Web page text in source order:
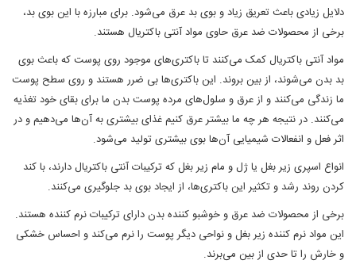
دلایل زیادی باعث تعریق زیاد و بوی بد عرق می‌شود. برای مبارزه با این بوی بد،
برخی از محصولات ضد عرق حاوی مواد آنتی باکتریال هستند.
مواد آنتی‌ باکتریال کمک می‌کنند تا باکتری‌های موجود روی پوست که باعث بوی
بد بدن می‌شوند، از بین بروند. این باکتری‌ها بی ضرر هستند و روی سطح پوست
ما زندگی می‌کنند و از عرق و سلول‌های مرده پوست بدن ما برای بقای خود تغذیه
می‌کنند. در نتیجه هر چه ما بیشتر عرق کنیم غذای بیشتری به آن‌ها می‌دهیم و در
اثر فعل و انفعالات شیمیایی آن‌ها بوی بیشتری تولید می‌شود.
انواع اسپری زیر بغل یا ژل و مام زیر بغل که ترکیبات آنتی باکتریال دارند، با کند
کردن روند رشد و تکثیر این باکتری‌ها، از ایجاد بوی بد جلوگیری می‌کنند.
برخی از محصولات ضد عرق و خوشبو کننده بدن دارای ترکیبات نرم‌ کننده هستند.
این مواد نرم کننده زیر بغل و نواحی دیگر پوست را نرم می‌کند و احساس خشکی
و خارش را تا حدی از بین می‌برند.